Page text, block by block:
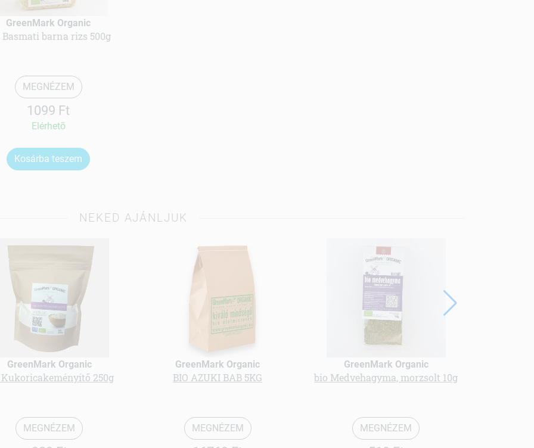
GreenMark Organic
Basmati barna rizs 500g
MEGNÉZEM
1099 Ft
Elérhetõ
Kosárba teszem
NEKED AJÁNLJUK
GreenMark Organic
250g
MEGNÉZEM
GreenMark Organic
BIO AZUKI BAB 5KG
MEGNÉZEM
GreenMark Organic
bio Medvehagyma, morzsolt 10g
MEGNÉZEM